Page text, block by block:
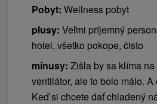
Pobyt: Wellness pobyt
plusy: Veľmi príjemný
hotel, všetko pokope, čisto
mínusy: Zišla by sa klíma
ventilátor, ale to bolo málo.
Keď si chcete dať chladený